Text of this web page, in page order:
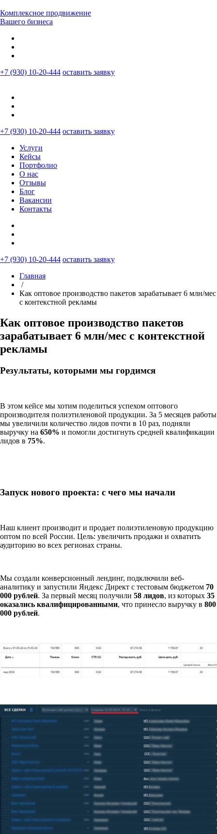
Комплексное продвижение
Вашего бизнеса
+7 (930) 10-20-444 оставить заявку
+7 (930) 10-20-444 оставить заявку
Услуги
Кейсы
Портфолио
О нас
Отзывы
Блог
Вакансии
Контакты
+7 (930) 10-20-444 оставить заявку
Главная
/
Как оптовое производство пакетов зарабатывает 6 млн/мес
с контекстной рекламы
Как оптовое производство пакетов
зарабатывает 6 млн/мес с контекстной
рекламы
Результаты, которыми мы гордимся
В этом кейсе мы хотим поделиться успехом оптового
производителя полиэтиленовой продукции. За 5 месяцев работы
мы увеличили количество лидов почти в 10 раз, подняли
выручку на 650% и помогли достигнуть средней квалификации
лидов в 75%.
Запуск нового проекта: с чего мы начали
Наш клиент производит и продает полиэтиленовую продукцию
оптом по всей России. Цель: увеличить продажи и охватить
аудиторию во всех регионах страны.
Мы создали конверсионный лендинг, подключили веб-
аналитику и запустили Яндекс Директ с тестовым бюджетом 70
000 рублей. За первый месяц получили 58 лидов, из которых 35
оказались квалифицированными, что принесло выручку в 800
000 рублей.